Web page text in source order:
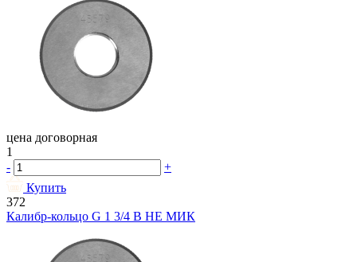
цена договорная
1
-
+
Купить
372
Калибр-кольцо G 1 3/4 В НЕ МИК